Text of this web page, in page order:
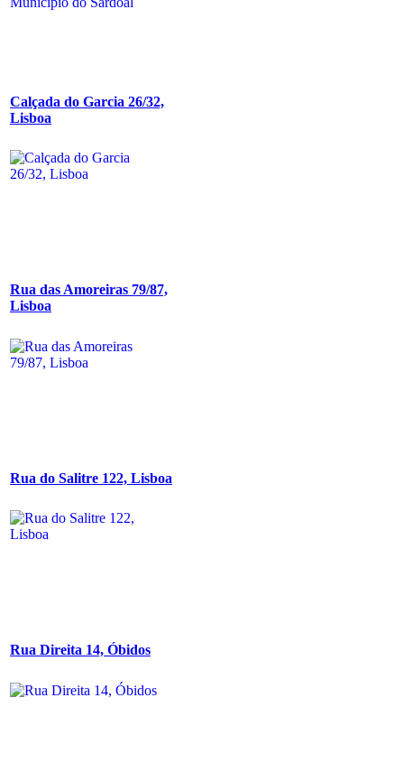
Calçada do Garcia 26/32,
Lisboa
Rua das Amoreiras 79/87,
Lisboa
Rua do Salitre 122, Lisboa
Rua Direita 14, Óbidos